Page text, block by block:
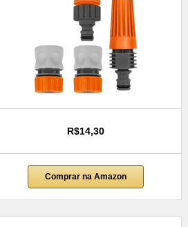
R$14,30
Comprar na Amazon